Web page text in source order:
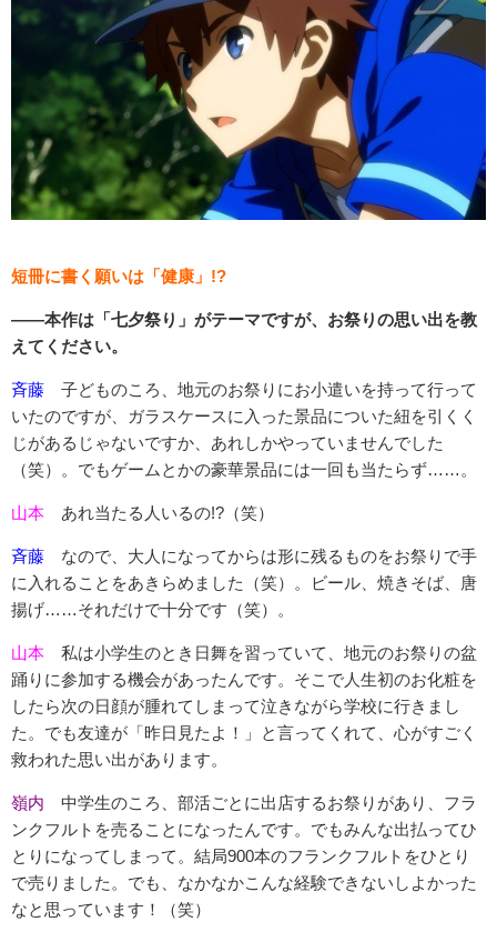
短冊に書く願いは「健康」!?
――本作は「七夕祭り」がテーマですが、お祭りの思い出を教
えてください。
斉藤 子どものころ、地元のお祭りにお小遣いを持って行って
いたのですが、ガラスケースに入った景品についた紐を引くく
じがあるじゃないですか、あれしかやっていませんでした
（笑）。でもゲームとかの豪華景品には一回も当たらず……。
山本 あれ当たる人いるの!?（笑）
斉藤 なので、大人になってからは形に残るものをお祭りで手
に入れることをあきらめました（笑）。ビール、焼きそば、唐
揚げ……それだけで十分です（笑）。
山本 私は小学生のとき日舞を習っていて、地元のお祭りの盆
踊りに参加する機会があったんです。そこで人生初のお化粧を
したら次の日顔が腫れてしまって泣きながら学校に行きまし
た。でも友達が「昨日見たよ！」と言ってくれて、心がすごく
救われた思い出があります。
嶺内 中学生のころ、部活ごとに出店するお祭りがあり、フラ
ンクフルトを売ることになったんです。でもみんな出払ってひ
とりになってしまって。結局900本のフランクフルトをひとり
で売りました。でも、なかなかこんな経験できないしよかった
なと思っています！（笑）